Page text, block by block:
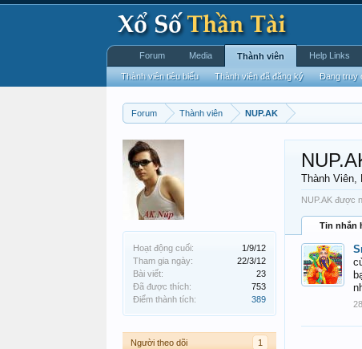
Forum Thành viên NUP.AK
Hoạt động cuối:
1/9/12
Tham gia ngày:
22/3/12
Bài viết:
23
Đã được thích:
753
Điểm thành tích:
389
Người theo dõi 1
Thành Viên,
NUP.AK được
Tin nhắn
Forum Media Thành viên
Thành viên tiêu biểu Thành viên đã đăng ký Đang truy
Help Links